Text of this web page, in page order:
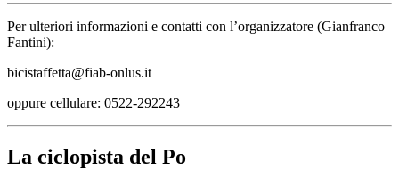
Per ulteriori informazioni e contatti con l’organizzatore (Gianfranco
Fantini):
bicistaffetta@fiab-onlus.it
oppure cellulare: 0522-292243
La ciclopista del Po